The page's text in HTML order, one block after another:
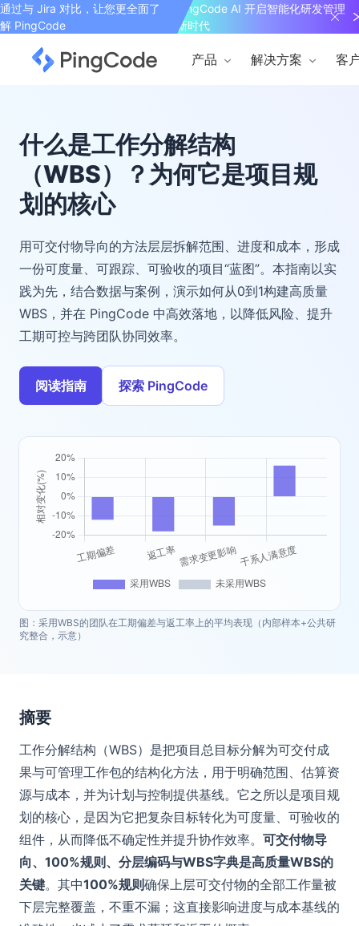
通过与 Jira 对比，让您更全面了
解 PingCode
PingCode AI 开启智能化研发管理
新时代
产品 解决方案 客
什么是工作分解结构
（WBS）？为何它是项目规
划的核心
用可交付物导向的方法层层拆解范围、进度和成本，形成
一份可度量、可跟踪、可验收的项目“蓝图”。本指南以实
践为先，结合数据与案例，演示如何从0到1构建高质量
WBS，并在 PingCode 中高效落地，以降低风险、提升
工期可控与跨团队协同效率。
阅读指南 探索 PingCode
图：采用WBS的团队在工期偏差与返工率上的平均表现（内部样本+公共研
究整合，示意）
摘要
工作分解结构（WBS）是把项目总目标分解为可交付成
果与可管理工作包的结构化方法，用于明确范围、估算资
源与成本，并为计划与控制提供基线。它之所以是项目规
划的核心，是因为它把复杂目标转化为可度量、可验收的
组件，从而降低不确定性并提升协作效率。 可交付物导
向、100%规则、分层编码与WBS字典是高质量WBS的
关键。其中100%规则确保上层可交付物的全部工作量被
下层完整覆盖，不重不漏；这直接影响进度与成本基线的